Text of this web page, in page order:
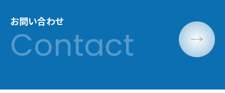
お問い合わせ